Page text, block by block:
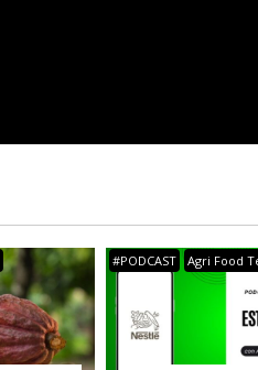
#PODCAST Agri Food